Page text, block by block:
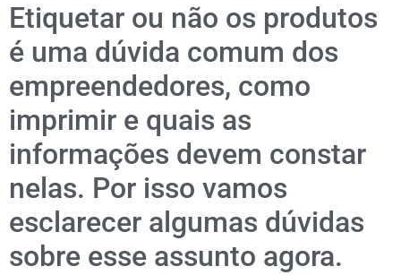
Etiquetar ou não os produtos
é uma dúvida comum dos
empreendedores, como
imprimir e quais as
informações devem constar
nelas. Por isso vamos
esclarecer algumas dúvidas
sobre esse assunto agora.